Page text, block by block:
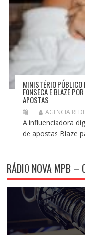
MINISTÉRIO
FONSECA E BLAZE
APOSTAS
AGENCIA REDE
A influenciadora
de apostas Blaze
RÁDIO NOVA MPB –